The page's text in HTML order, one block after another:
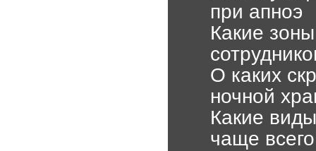
при апноэ
Какие
О каких
ночной
Какие
чаще всего